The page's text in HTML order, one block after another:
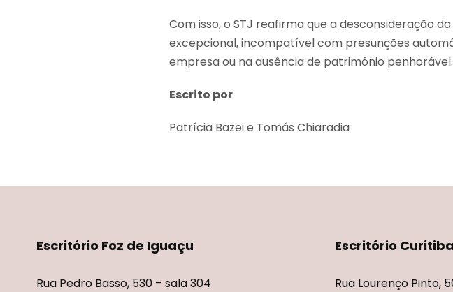
Com isso, o STJ reafirma que a desconsideração
excepcional, incompatível com presunções
empresa ou na ausência de patrimônio penhorável.
Escrito por
Patrícia Bazei e Tomás Chiaradia
Escritório Foz de Iguaçu
Rua Pedro Basso, 530 – sala 304
Escritório Curitiba
Rua Lourenço Pinto,